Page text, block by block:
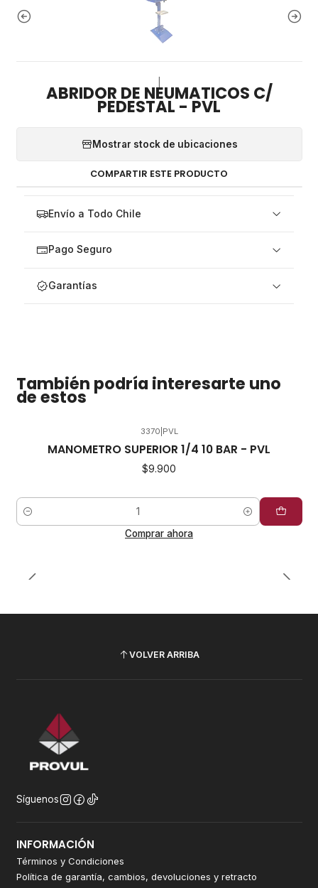
ABRIDOR DE NEUMATICOS C/
PEDESTAL - PVL
Mostrar stock de ubicaciones
COMPARTIR ESTE PRODUCTO
Envío a Todo Chile
Pago Seguro
Garantías
También podría interesarte uno
de estos
3370 PVL
MANOMETRO SUPERIOR 1/4 10 BAR - PVL
$9.900
Cantidad
Comprar ahora
VOLVER ARRIBA
Síguenos
INFORMACIÓN
Términos y Condiciones
Política de garantía, cambios, devoluciones y retracto